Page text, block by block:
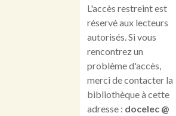
L'accès restreint est
réservé aux lecteurs
autorisés. Si vous
rencontrez un
problème d'accès,
merci de contacter la
bibliothèque à cette
adresse : docelec @